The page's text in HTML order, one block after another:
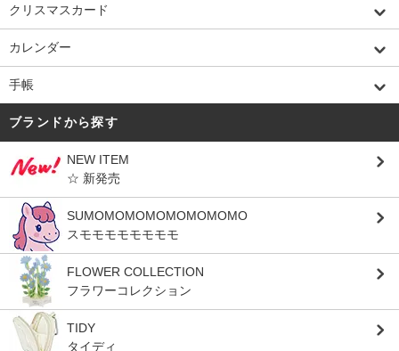
クリスマスカード
カレンダー
手帳
ブランドから探す
NEW ITEM
☆ 新発売
SUMOMOMOMOMOMOMOMO
スモモモモモモモモ
FLOWER COLLECTION
フラワーコレクション
TIDY
タイディ